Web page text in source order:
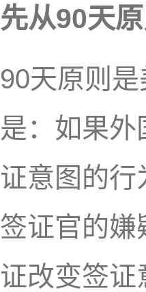
先从90天
90天原则
是：如果
证意图的
签证官的嫌
证改变签